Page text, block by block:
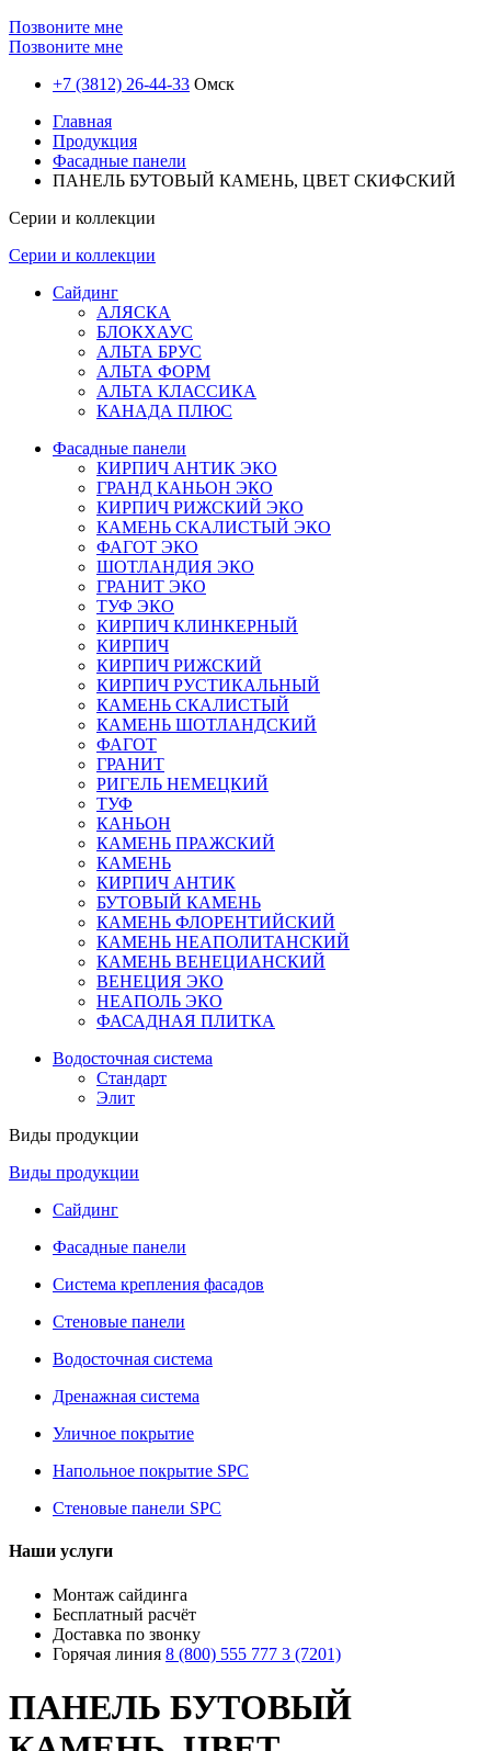
Позвоните мне
Позвоните мне
+7 (3812) 26-44-33 Омск
Главная
Продукция
Фасадные панели
ПАНЕЛЬ БУТОВЫЙ КАМЕНЬ, ЦВЕТ СКИФСКИЙ
Серии и коллекции
Серии и коллекции
Сайдинг
АЛЯСКА
БЛОКХАУС
АЛЬТА БРУС
АЛЬТА ФОРМ
АЛЬТА КЛАССИКА
КАНАДА ПЛЮС
Фасадные панели
КИРПИЧ АНТИК ЭКО
ГРАНД КАНЬОН ЭКО
КИРПИЧ РИЖСКИЙ ЭКО
КАМЕНЬ СКАЛИСТЫЙ ЭКО
ФАГОТ ЭКО
ШОТЛАНДИЯ ЭКО
ГРАНИТ ЭКО
ТУФ ЭКО
КИРПИЧ КЛИНКЕРНЫЙ
КИРПИЧ
КИРПИЧ РИЖСКИЙ
КИРПИЧ РУСТИКАЛЬНЫЙ
КАМЕНЬ СКАЛИСТЫЙ
КАМЕНЬ ШОТЛАНДСКИЙ
ФАГОТ
ГРАНИТ
РИГЕЛЬ НЕМЕЦКИЙ
ТУФ
КАНЬОН
КАМЕНЬ ПРАЖСКИЙ
КАМЕНЬ
КИРПИЧ АНТИК
БУТОВЫЙ КАМЕНЬ
КАМЕНЬ ФЛОРЕНТИЙСКИЙ
КАМЕНЬ НЕАПОЛИТАНСКИЙ
КАМЕНЬ ВЕНЕЦИАНСКИЙ
ВЕНЕЦИЯ ЭКО
НЕАПОЛЬ ЭКО
ФАСАДНАЯ ПЛИТКА
Водосточная система
Стандарт
Элит
Виды продукции
Виды продукции
Сайдинг
Фасадные панели
Система крепления фасадов
Стеновые панели
Водосточная система
Дренажная система
Уличное покрытие
Напольное покрытие SPC
Стеновые панели SPC
Наши услуги
Монтаж сайдинга
Бесплатный расчёт
Доставка по звонку
Горячая линия 8 (800) 555 777 3 (7201)
ПАНЕЛЬ БУТОВЫЙ